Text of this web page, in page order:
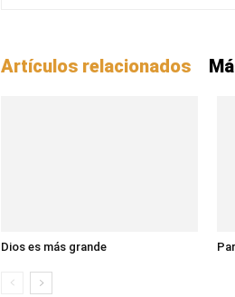
Artículos relacionados
Dios es más grande